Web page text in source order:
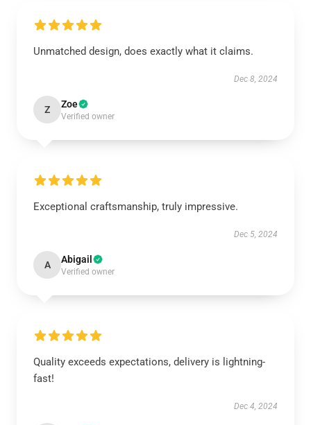
Unmatched design, does exactly what it claims.
Dec 8, 2024
Z Zoe
Verified owner
Exceptional craftsmanship, truly impressive.
Dec 5, 2024
A Abigail
Verified owner
Quality exceeds expectations, delivery is lightning-
fast!
Dec 4, 2024